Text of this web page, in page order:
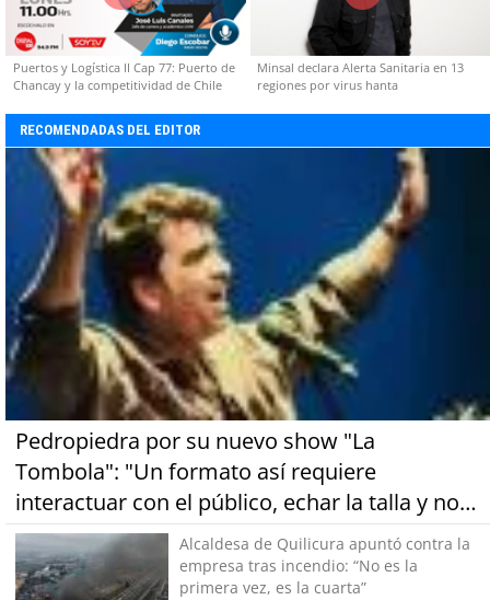
Puertos y Logística II Cap 77: Puerto de
Chancay y la competitividad de Chile
Minsal declara Alerta Sanitaria en 13
regiones por virus hanta
RECOMENDADAS DEL EDITOR
Pedropiedra por su nuevo show "La
Tombola": "Un formato así requiere
interactuar con el público, echar la talla y no
tener miedo a equivocarse"Alcaldesa de Quilicura apuntó contra la
empresa tras incendio: “No es la
primera vez, es la cuarta”